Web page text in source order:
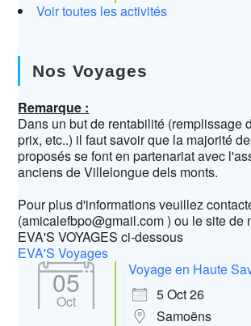
Voir toutes les activités
Nos Voyages
Remarque :
Dans un but de rentabilité (remplissage
prix, etc..) il faut savoir que la majorité
proposés se font en partenariat avec
anciens de Villelongue dels monts.
Pour plus d'informations veuillez
(amicalefbpo@gmail.com ) ou le site de
EVA'S VOYAGES ci-dessous
EVA'S Voyages
05
Oct
Voyage en Haute
5 Oct 26
Samoëns